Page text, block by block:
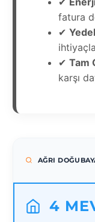
fatura
✔
✔ Tam
karşı
AĞRI
4